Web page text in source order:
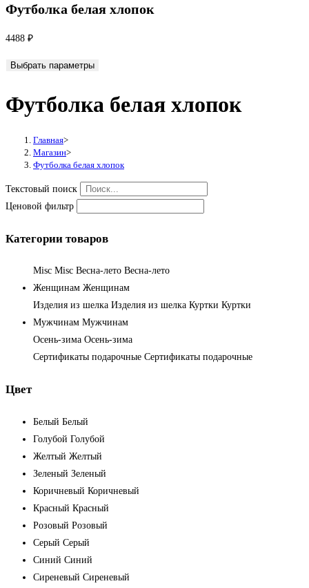
Футболка белая хлопок
4488 ₽
Выбрать параметры
Футболка белая хлопок
Главная>
Магазин>
Футболка белая хлопок
Текстовый поиск
Ценовой фильтр
Категории товаров
Misc Misc Весна-лето Весна-лето
Женщинам Женщинам
Изделия из шелка Изделия из шелка Куртки Куртки
Мужчинам Мужчинам
Осень-зима Осень-зима
Сертификаты подарочные Сертификаты подарочные
Цвет
Белый Белый
Голубой Голубой
Желтый Желтый
Зеленый Зеленый
Коричневый Коричневый
Красный Красный
Розовый Розовый
Серый Серый
Синий Синий
Сиреневый Сиреневый